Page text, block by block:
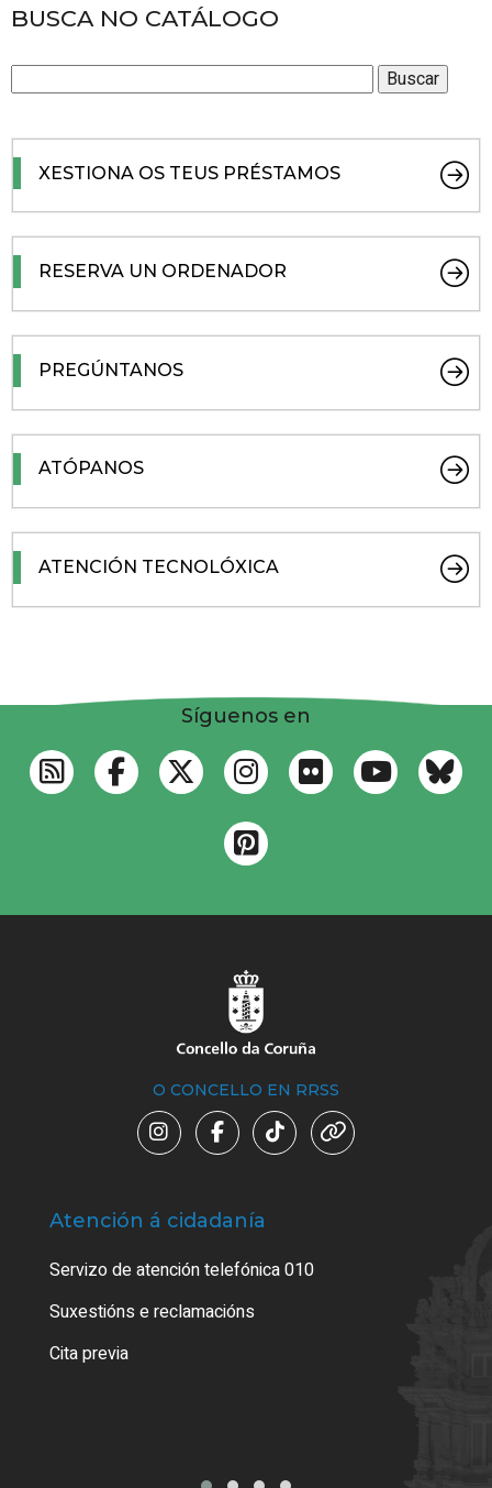
BUSCA NO CATÁLOGO
XESTIONA OS TEUS PRÉSTAMOS
RESERVA UN ORDENADOR
PREGÚNTANOS
ATÓPANOS
ATENCIÓN TECNOLÓXICA
Síguenos en
O CONCELLO EN RRSS
Atención á cidadanía
Servizo de atención telefónica 010
Suxestións e reclamacións
Cita previa